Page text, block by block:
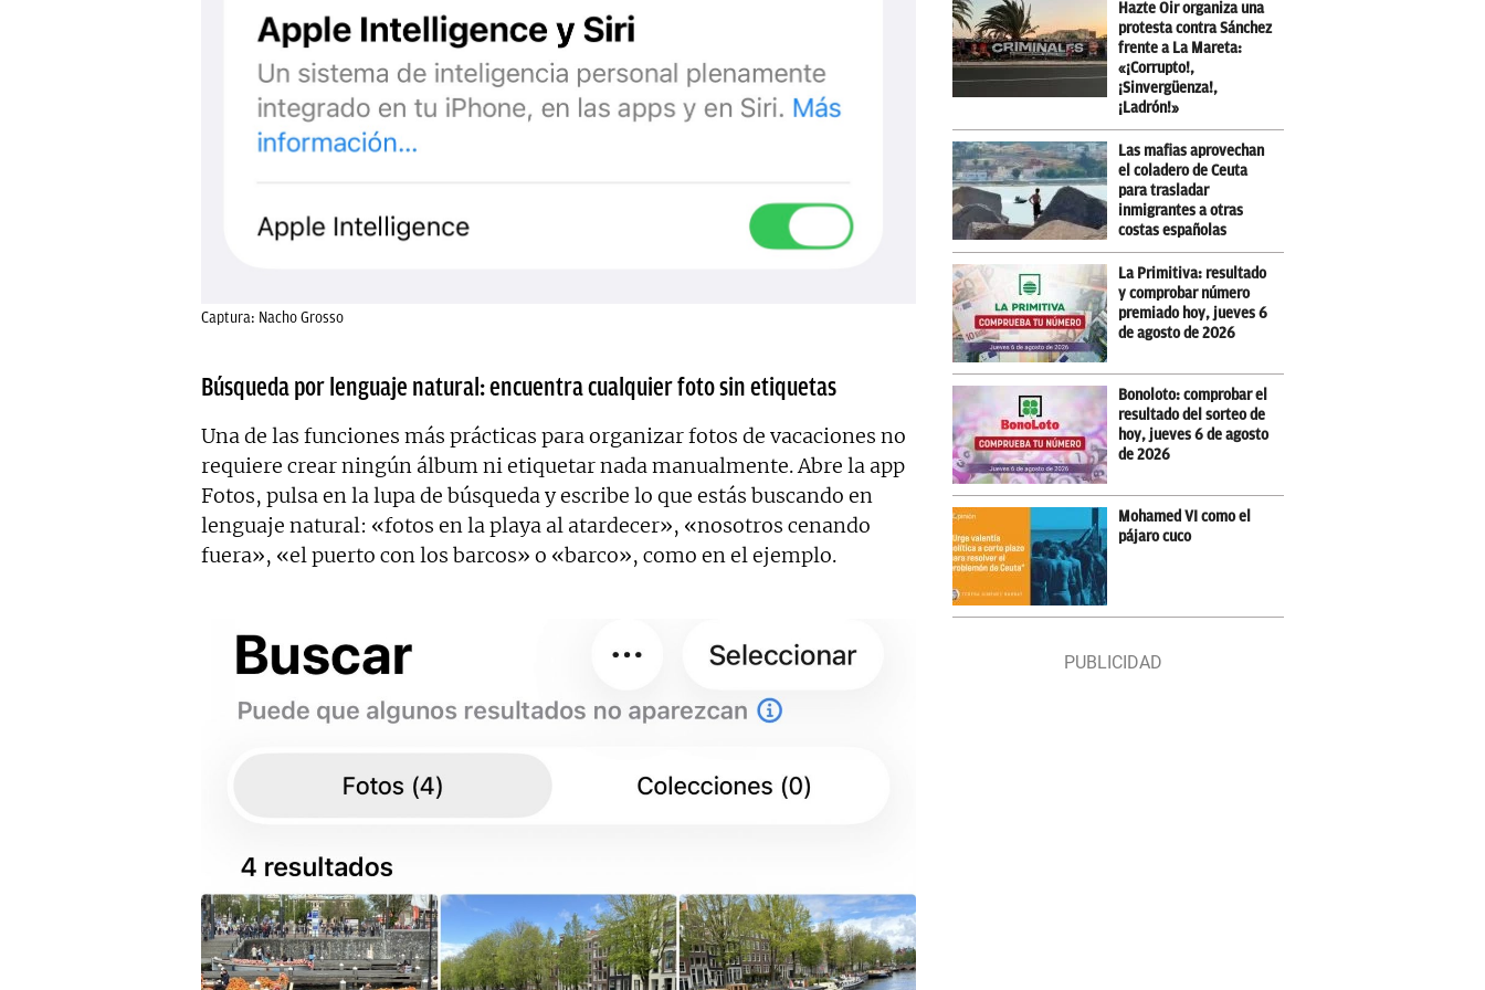
Captura: Nacho Grosso
Búsqueda por lenguaje natural: encuentra cualquier foto sin etiquetas
Una de las funciones más prácticas para organizar fotos de vacaciones no
requiere crear ningún álbum ni etiquetar nada manualmente. Abre la app
Fotos, pulsa en la lupa de búsqueda y escribe lo que estás buscando en
lenguaje natural: «fotos en la playa al atardecer», «nosotros cenando
fuera», «el puerto con los barcos» o «barco», como en el ejemplo.
Hazte Oir organiza una
protesta contra Sánchez
frente a La Mareta:
«¡Corrupto!,
¡Sinvergüenza!,
¡Ladrón!»
Las mafias aprovechan
el coladero de Ceuta
para trasladar
inmigrantes a otras
costas españolas
La Primitiva: resultado
y comprobar número
premiado hoy, jueves 6
de agosto de 2026
Bonoloto: comprobar el
resultado del sorteo de
hoy, jueves 6 de agosto
de 2026
Mohamed VI como el
pájaro cuco